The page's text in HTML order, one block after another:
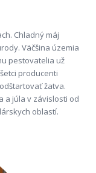
Chladný máj
Väčšina územia
pestovatelia už
producenti
žatva.
a júla v závislosti od
oblastí.